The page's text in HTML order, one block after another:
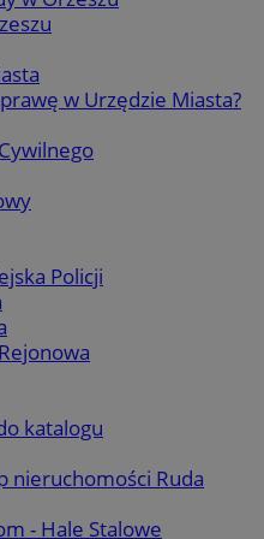
w Urzędzie Miasta?
Policji
katalogu
nieruchomości Ruda
- Hale Stalowe